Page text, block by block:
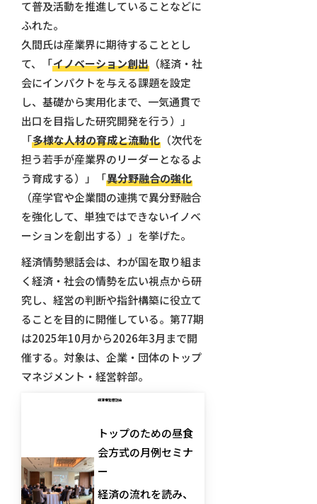
て普及活動を推進していることなどに
ふれた。
久間氏は産業界に期待することとし
て、「イノベーション創出（経済・社
会にインパクトを与える課題を設定
し、基礎から実用化まで、一気通貫で
出口を目指した研究開発を行う）」
「多様な人材の育成と流動化（次代を
担う若手が産業界のリーダーとなるよ
う育成する）」「異分野融合の強化
（産学官や企業間の連携で異分野融合
を強化して、単独ではできないイノベ
ーションを創出する）」を挙げた。
経済情勢懇話会は、わが国を取り組ま
く経済・社会の情勢を広い視点から研
究し、経営の判断や指針構築に役立て
ることを目的に開催している。第77期
は2025年10月から2026年3月まで開
催する。対象は、企業・団体のトップ
マネジメント・経営幹部。
経済情勢懇話会
トップのための昼食
会方式の月例セミナ
ー
経済の流れを読み、